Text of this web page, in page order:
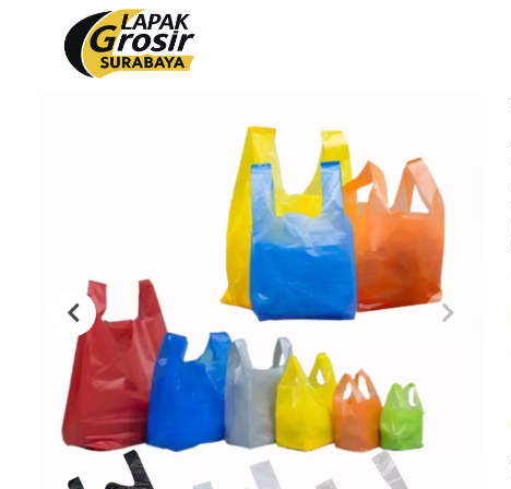
PVC Shrink 30mic 500gr
PVC Shrink 30mic 1kg
PVC Potongan
Shrink POF 15mic 250gr
Shrink POF 20mic 250gr
Shrink POF Potongan
Plastik Klip
Standing Pouch
PACKAGING KERTAS
Tas Kain
Paper Bag
Cooling Thermal Bag
Tas Spunbond
Paper Bowl